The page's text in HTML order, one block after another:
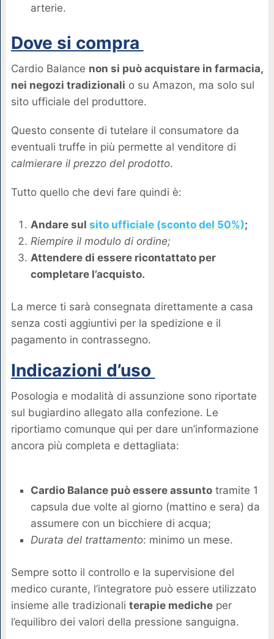
arterie.
Dove si compra
Cardio Balance non si può acquistare in farmacia,
nei negozi tradizionali o su Amazon, ma solo sul
sito ufficiale del produttore.
Questo consente di tutelare il consumatore da
eventuali truffe in più permette al venditore di
calmierare il prezzo del prodotto.
Tutto quello che devi fare quindi è:
Andare sul sito ufficiale (sconto del 50%);
Riempire il modulo di ordine;
Attendere di essere ricontattato per
completare l’acquisto.
La merce ti sarà consegnata direttamente a casa
senza costi aggiuntivi per la spedizione e il
pagamento in contrassegno.
Indicazioni d’uso
Posologia e modalità di assunzione sono riportate
sul bugiardino allegato alla confezione. Le
riportiamo comunque qui per dare un’informazione
ancora più completa e dettagliata:
Cardio Balance può essere assuntotramite 1
capsula due volte al giorno (mattino e sera) da
assumere con un bicchiere di acqua;
Durata del trattamento: minimo un mese.
Sempre sotto il controllo e la supervisione del
medico curante, l’integratore può essere utilizzato
insieme alle tradizionali terapie medicheper
l’equilibro dei valori della pressione sanguigna.